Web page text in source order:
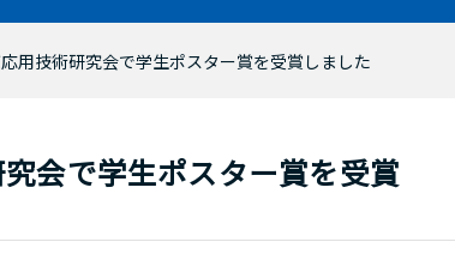
用技術研究会で学生ポスター賞を受賞しました
会で学生ポスター賞を受賞